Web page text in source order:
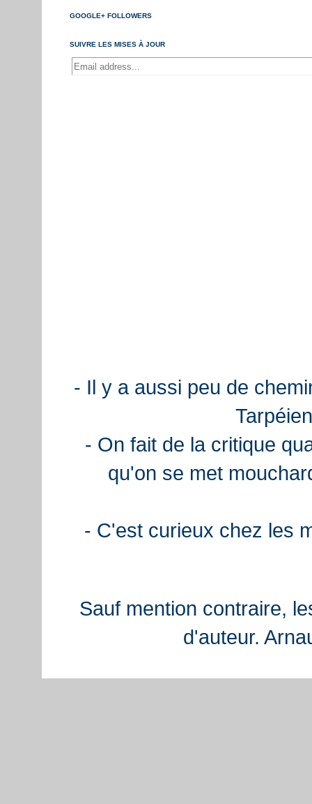
GOOGLE+ FOLLOWERS
SUIVRE LES MISES À JOUR
- Il y a aussi peu de
- On fait de la critique
qu'on se met
- C'est curieux chez les
Sauf mention contraire,
d'auteur.